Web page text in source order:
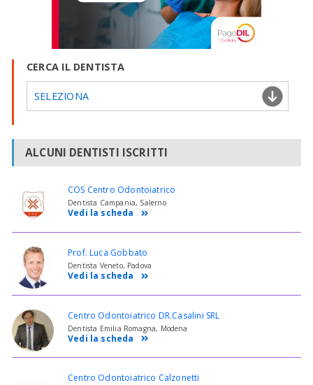
CERCA IL DENTISTA
SELEZIONA
ALCUNI DENTISTI ISCRITTI
COS Centro Odontoiatrico
Dentista Campania, Salerno
Vedi la scheda
Prof. Luca Gobbato
Dentista Veneto, Padova
Vedi la scheda
Centro Odontoiatrico DR.Casalini SRL
Dentista Emilia Romagna, Modena
Vedi la scheda
Centro Odontoiatrico Calzonetti